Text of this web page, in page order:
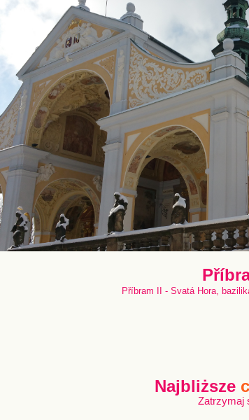
Příbram II - Svatá Hora,
Najbliższe
Zatrzymaj